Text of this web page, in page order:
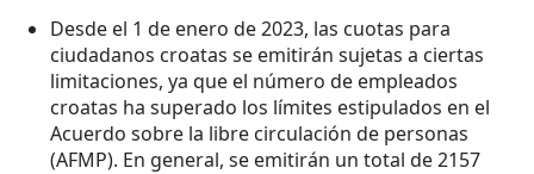
Desde el 1 de enero de 2023, las cuotas para
ciudadanos croatas se emitirán sujetas a ciertas
limitaciones, ya que el número de empleados
croatas ha superado los límites estipulados en el
Acuerdo sobre la libre circulación de personas
(AFMP). En general, se emitirán un total de 2157